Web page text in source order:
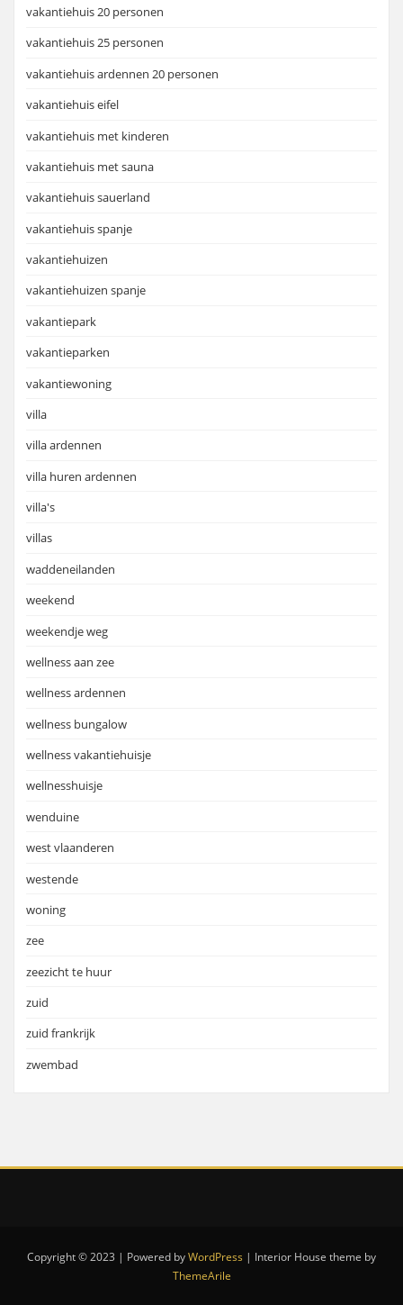
vakantiehuis 20 personen
vakantiehuis 25 personen
vakantiehuis ardennen 20 personen
vakantiehuis eifel
vakantiehuis met kinderen
vakantiehuis met sauna
vakantiehuis sauerland
vakantiehuis spanje
vakantiehuizen
vakantiehuizen spanje
vakantiepark
vakantieparken
vakantiewoning
villa
villa ardennen
villa huren ardennen
villa's
villas
waddeneilanden
weekend
weekendje weg
wellness aan zee
wellness ardennen
wellness bungalow
wellness vakantiehuisje
wellnesshuisje
wenduine
west vlaanderen
westende
woning
zee
zeezicht te huur
zuid
zuid frankrijk
zwembad
Copyright © 2023 | Powered byWordPress | Interior House theme by
ThemeArile